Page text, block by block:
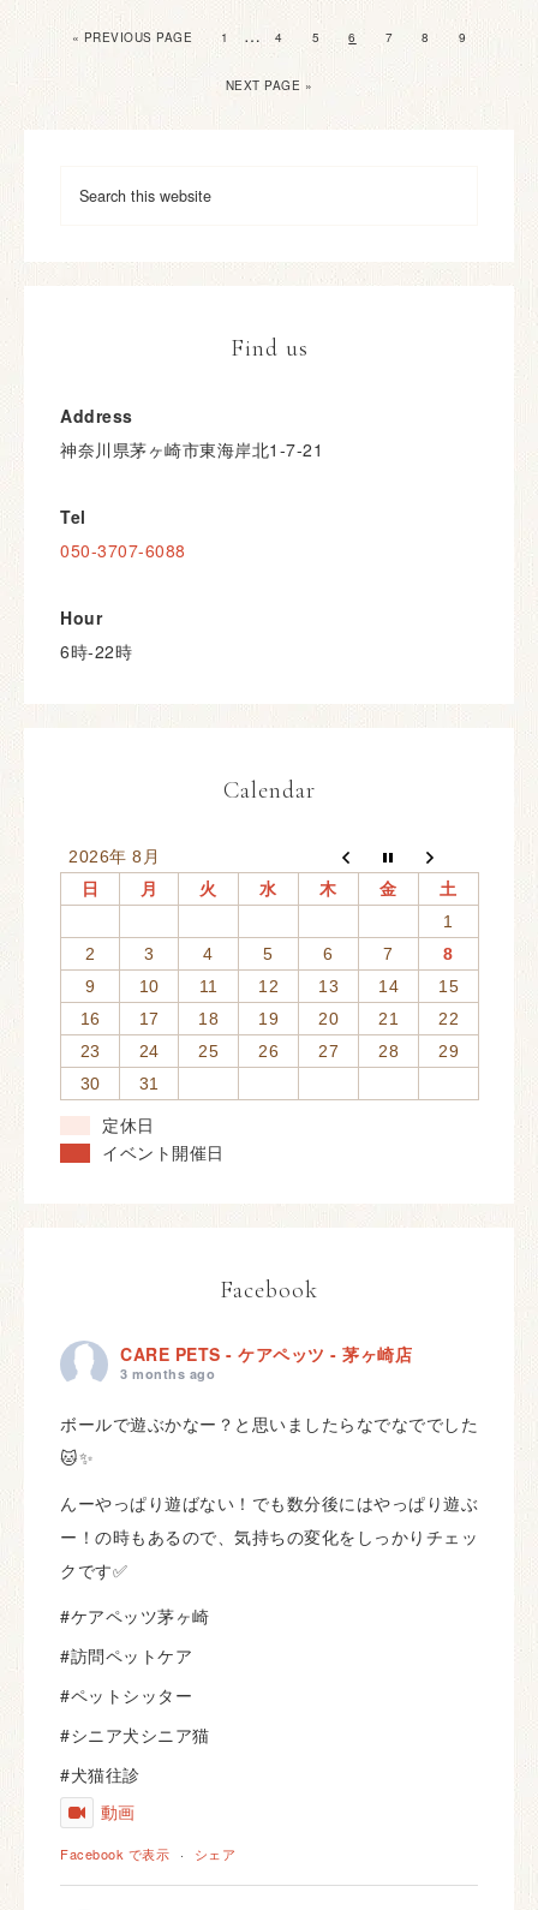
« PREVIOUS PAGE 1 … 4 5 6 7 8 9
NEXT PAGE »
Find us
Address
神奈川県茅ヶ崎市東海岸北1-7-21
Tel
050-3707-6088
Hour
6時-22時
Calendar
2026年 8月
日
月 火 水 木 金
土
1
2
3 4 5 6 7
8
9
10 11 12 13 14
15
16
17 18 19 20 21
22
23
24 25 26 27 28
29
30
31
定休日
イベント開催日
Facebook
CARE PETS - ケアペッツ - 茅ヶ崎店
3 months ago
ボールで遊ぶかなー？と思いましたらなでなででした
🐱✨
んーやっぱり遊ばない！でも数分後にはやっぱり遊ぶ
ー！の時もあるので、気持ちの変化をしっかりチェッ
クです✅
#ケアペッツ茅ヶ崎
#訪問ペットケア
#ペットシッター
#シニア犬シニア猫
#犬猫往診
動画
Facebook で表示 · シェア